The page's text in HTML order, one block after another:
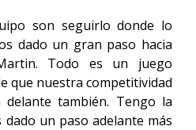
son seguirlo donde lo
dado un gran paso hacia
Todo es un juego
que nuestra competitividad
también. Tengo la
un paso adelante más